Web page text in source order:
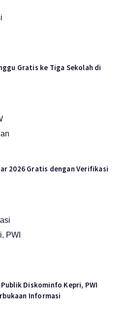
Gratis ke Tiga Sekolah di
2026 Gratis dengan Verifikasi
Diskominfo Kepri, PWI
Informasi